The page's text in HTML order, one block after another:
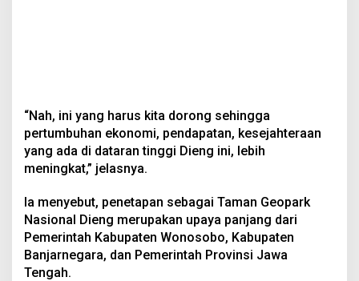
“Nah, ini yang harus kita dorong sehingga
pertumbuhan ekonomi, pendapatan, kesejahteraan
yang ada di dataran tinggi Dieng ini, lebih
meningkat,” jelasnya.
Ia menyebut, penetapan sebagai Taman Geopark
Nasional Dieng merupakan upaya panjang dari
Pemerintah Kabupaten Wonosobo, Kabupaten
Banjarnegara, dan Pemerintah Provinsi Jawa
Tengah.